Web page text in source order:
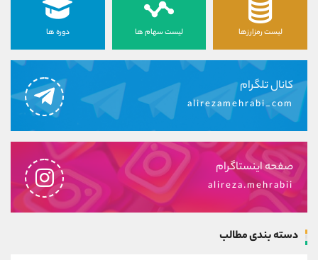
لیست رمزارزها لیست سهام ها دوره ها
کانال تلگرام
alirezamehrabi_com
صفحه اینستاگرام
alireza.mehrabii
دسته بندی مطالب